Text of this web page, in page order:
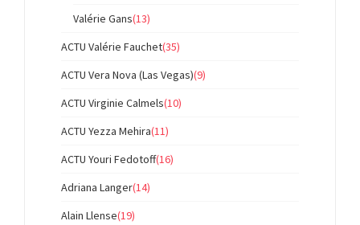
Valérie Gans(13)
ACTU Valérie Fauchet(35)
ACTU Vera Nova (Las Vegas)(9)
ACTU Virginie Calmels(10)
ACTU Yezza Mehira(11)
ACTU Youri Fedotoff(16)
Adriana Langer(14)
Alain Llense(19)